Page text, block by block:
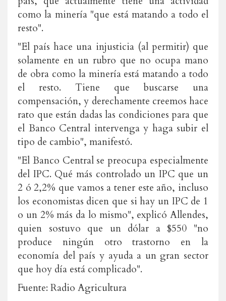
como la minería "que está matando a todo el
resto".
"El país hace una injusticia (al permitir) que
solamente en un rubro que no ocupa mano
de obra como la minería está matando a todo
el resto. Tiene que buscarse una
compensación, y derechamente creemos hace
rato que están dadas las condiciones para que
el Banco Central intervenga y haga subir el
tipo de cambio", manifestó.
"El Banco Central se preocupa especialmente
del IPC. Qué más controlado un IPC que un
2 ó 2,2% que vamos a tener este año, incluso
los economistas dicen que si hay un IPC de 1
o un 2% más da lo mismo", explicó Allendes,
quien sostuvo que un dólar a $550 "no
produce ningún otro trastorno en la
economía del país y ayuda a un gran sector
que hoy día está complicado".
Fuente: Radio Agricultura